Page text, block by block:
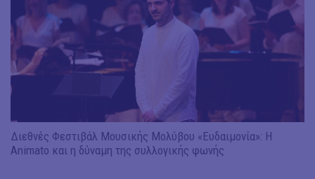
Διεθνές Φεστιβάλ Μουσικής Μολύβου «Ευδαιμονία»: Η
Animato και η δύναμη της συλλογικής φωνής